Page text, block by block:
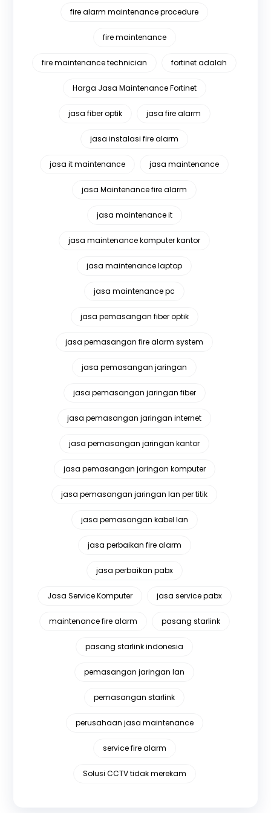
fire alarm maintenance procedure
fire maintenance
fire maintenance technician fortinet adalah
Harga Jasa Maintenance Fortinet
jasa fiber optik jasa fire alarm
jasa instalasi fire alarm
jasa it maintenance jasa maintenance
jasa Maintenance fire alarm
jasa maintenance it
jasa maintenance komputer kantor
jasa maintenance laptop
jasa maintenance pc
jasa pemasangan fiber optik
jasa pemasangan fire alarm system
jasa pemasangan jaringan
jasa pemasangan jaringan fiber
jasa pemasangan jaringan internet
jasa pemasangan jaringan kantor
jasa pemasangan jaringan komputer
jasa pemasangan jaringan lan per titik
jasa pemasangan kabel lan
jasa perbaikan fire alarm
jasa perbaikan pabx
Jasa Service Komputer jasa service pabx
maintenance fire alarm pasang starlink
pasang starlink indonesia
pemasangan jaringan lan
pemasangan starlink
perusahaan jasa maintenance
service fire alarm
Solusi CCTV tidak merekam